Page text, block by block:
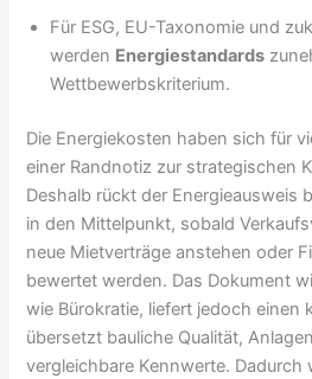
Für ESG, EU-Taxonomie und
werden Energiestandards
Wettbewerbskriterium.
Die Energiekosten haben sich für
einer Randnotiz zur strategischen
Deshalb rückt der Energieausweis
in den Mittelpunkt, sobald
neue Mietverträge anstehen oder
bewertet werden. Das Dokument
wie Bürokratie, liefert jedoch einen
übersetzt bauliche Qualität,
vergleichbare Kennwerte. Dadurch